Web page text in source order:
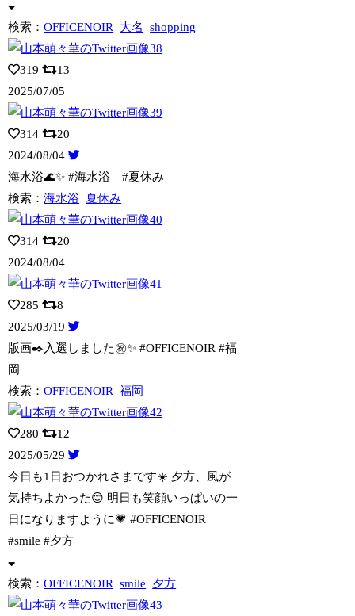
検索：OFFICENOIR 大名 shopping
319
13
2025/07/05
314
20
2024/08/04
海水浴🌊✨ #海水浴 #夏休み
検索：海水浴 夏休み
314
20
2024/08/04
285
8
2025/03/19
版画✒️入選しました㊗️✨ #OFFICENOIR #福
岡
検索：OFFICENOIR 福岡
280
12
2025/05/29
今日も1日おつかれさまです☀️ 夕方、風が
気持ちよかった😊 明日も笑顔いっぱいの一
日になりますように💗 #OFFICENOIR
#smile #夕方
検索：OFFICENOIR smile 夕方